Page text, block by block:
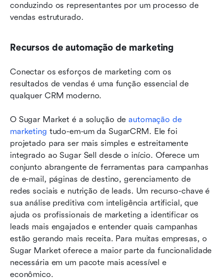
conduzindo os representantes por um processo de
vendas estruturado.
Recursos de automação de marketing
Conectar os esforços de marketing com os
resultados de vendas é uma função essencial de
qualquer CRM moderno.
O Sugar Market é a solução de automação de
marketing tudo-em-um da SugarCRM. Ele foi
projetado para ser mais simples e estreitamente
integrado ao Sugar Sell desde o início. Oferece um
conjunto abrangente de ferramentas para campanhas
de e-mail, páginas de destino, gerenciamento de
redes sociais e nutrição de leads. Um recurso-chave é
sua análise preditiva com inteligência artificial, que
ajuda os profissionais de marketing a identificar os
leads mais engajados e entender quais campanhas
estão gerando mais receita. Para muitas empresas, o
Sugar Market oferece a maior parte da funcionalidade
necessária em um pacote mais acessível e
econômico.